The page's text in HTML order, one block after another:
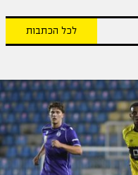
לכל הכתבות